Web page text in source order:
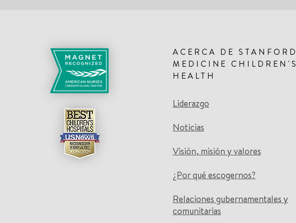
ACERCA DE STANFORD
MEDICINE CHILDREN'S
HEALTH
Liderazgo
Noticias
Visión, misión y valores
¿Por qué escogernos?
Relaciones gubernamentales y
comunitarias